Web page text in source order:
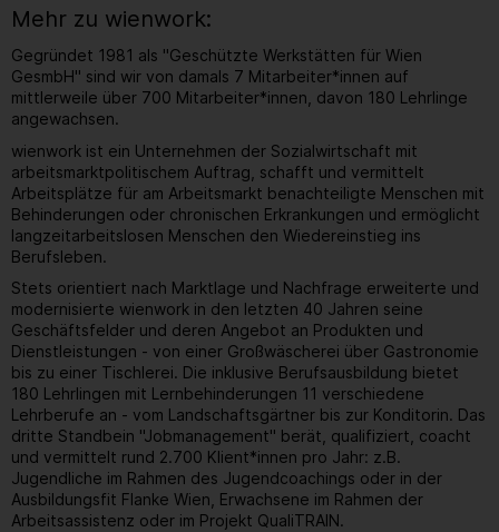
Mehr zu wienwork:
Gegründet 1981 als "Geschützte Werkstätten für Wien
GesmbH" sind wir von damals 7 Mitarbeiter*innen auf
mittlerweile über 700 Mitarbeiter*innen, davon 180 Lehrlinge
angewachsen.
wienwork ist ein Unternehmen der Sozialwirtschaft mit
arbeitsmarktpolitischem Auftrag, schafft und vermittelt
Arbeitsplätze für am Arbeitsmarkt benachteiligte Menschen mit
Behinderungen oder chronischen Erkrankungen und ermöglicht
langzeitarbeitslosen Menschen den Wiedereinstieg ins
Berufsleben.
Stets orientiert nach Marktlage und Nachfrage erweiterte und
modernisierte wienwork in den letzten 40 Jahren seine
Geschäftsfelder und deren Angebot an Produkten und
Dienstleistungen - von einer Großwäscherei über Gastronomie
bis zu einer Tischlerei. Die inklusive Berufsausbildung bietet
180 Lehrlingen mit Lernbehinderungen 11 verschiedene
Lehrberufe an - vom Landschaftsgärtner bis zur Konditorin. Das
dritte Standbein "Jobmanagement" berät, qualifiziert, coacht
und vermittelt rund 2.700 Klient*innen pro Jahr: z.B.
Jugendliche im Rahmen des Jugendcoachings oder in der
Ausbildungsfit Flanke Wien, Erwachsene im Rahmen der
Arbeitsassistenz oder im Projekt QualiTRAIN.